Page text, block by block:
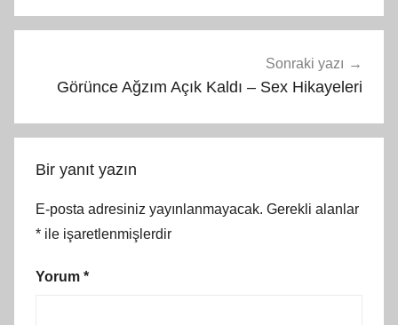
Sonraki yazı
Görünce Ağzım Açık Kaldı – Sex Hikayeleri
Bir yanıt yazın
E-posta adresiniz yayınlanmayacak. Gerekli alanlar
* ile işaretlenmişlerdir
Yorum *